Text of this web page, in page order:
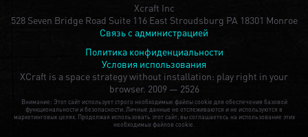
Xcraft Inc
528 Seven Bridge Road Suite 116 East Stroudsburg PA 18301 Monroe
Связь с администрацией
Политика конфиденциальности
Условия использования
XCraft is a space strategy without installation: play right in your
browser. 2009 — 2526
Внимание: Этот сайт использует строго необходимые файлы cookie для обеспечения базовой
функциональности и безопасности. Личные данные не отслеживаются и не используются в
маркетинговых целях. Продолжая использовать этот сайт, вы соглашаетесь на использование этих
необходимых файлов cookie.